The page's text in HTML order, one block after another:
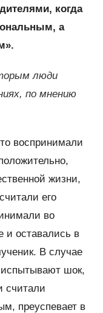
когда
а
люди
по мнению
воспринимали
жизни,
его
во
и оставались в
В случае
испытывают шок,
считали
преуспевает в